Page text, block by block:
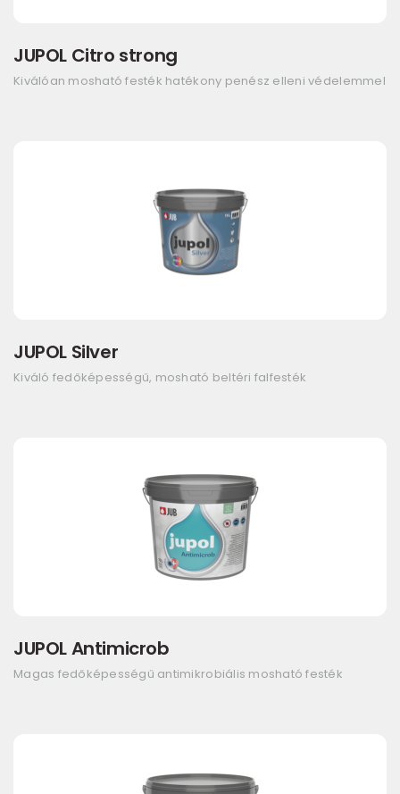
JUPOL Citro strong
Kiválóan mosható festék hatékony penész elleni védelemmel
JUPOL Silver
Kiváló fedőképességű, mosható beltéri falfesték
JUPOL Antimicrob
Magas fedőképességű antimikrobiális mosható festék